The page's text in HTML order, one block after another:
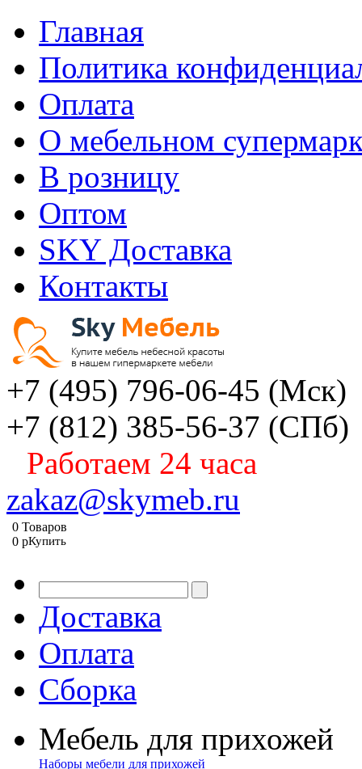
Главная
Политика
Оплата
О мебельном
В розницу
Оптом
SKY Доставка
Контакты
+7 (495) 796-06-45 (Мск)
+7 (812) 385-56-37 (СПб)
Работаем 24 часа
zakaz@skymeb.ru
0 Товаров
0 pКупить
Доставка
Оплата
Сборка
Мебель для прихожей
Наборы мебели для прихожей